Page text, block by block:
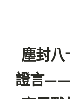
塵封八
證言——